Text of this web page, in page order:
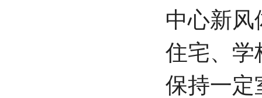
中心新风
住宅、学
保持一定